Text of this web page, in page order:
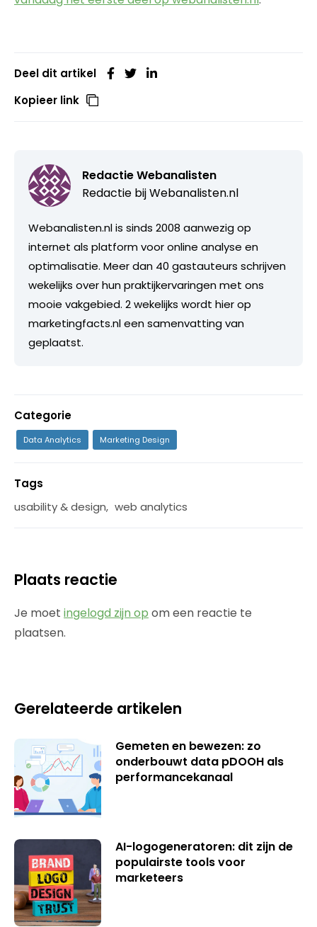
Deel dit artikel
Kopieer link
Redactie Webanalisten
Redactie bijWebanalisten.nl
Webanalisten.nl is sinds 2008 aanwezig op
internet als platform voor online analyse en
optimalisatie. Meer dan 40 gastauteurs schrijven
wekelijks over hun praktijkervaringen met ons
mooie vakgebied. 2 wekelijks wordt hier op
marketingfacts.nl een samenvatting van
geplaatst.
Categorie
Data Analytics Marketing Design
Tags
usability & design, web analytics
Plaats reactie
Je moet ingelogd zijn op om een reactie te
plaatsen.
Gerelateerde artikelen
Gemeten en bewezen: zo
onderbouwt data pDOOH als
performancekanaal
AI-logogeneratoren: dit zijn de
populairste tools voor
marketeers